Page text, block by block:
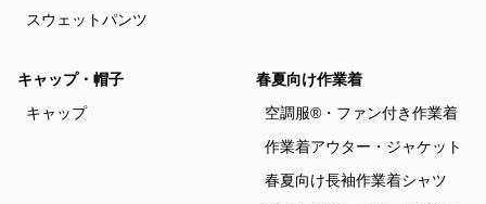
スウェットパンツ
キャップ・帽子
キャップ
春夏向け作業着
空調服®・ファン付き作業着
作業着アウター・ジャケット
春夏向け長袖作業着シャツ